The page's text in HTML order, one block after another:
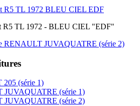
R5 TL 1972 - BLEU CIEL "EDF"
RENAULT JUVAQUATRE (série 2)
205 (série 1)
JUVAQUATRE (série 1)
JUVAQUATRE (série 2)